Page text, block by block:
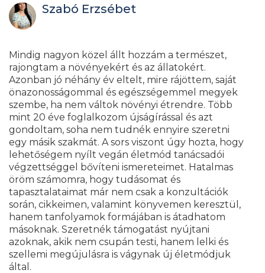
Szabó Erzsébet
Mindig nagyon közel állt hozzám a természet,
rajongtam a növényekért és az állatokért.
Azonban jó néhány év eltelt, mire rájöttem, saját
önazonosságommal és egészségemmel megyek
szembe, ha nem váltok növényi étrendre. Több
mint 20 éve foglalkozom újságírással és azt
gondoltam, soha nem tudnék ennyire szeretni
egy másik szakmát. A sors viszont úgy hozta, hogy
lehetőségem nyílt vegán életmód tanácsadói
végzettséggel bővíteni ismereteimet. Hatalmas
öröm számomra, hogy tudásomat és
tapasztalataimat már nem csak a konzultációk
során, cikkeimen, valamint könyvemen keresztül,
hanem tanfolyamok formájában is átadhatom
másoknak. Szeretnék támogatást nyújtani
azoknak, akik nem csupán testi, hanem lelki és
szellemi megújulásra is vágynak új életmódjuk
által.